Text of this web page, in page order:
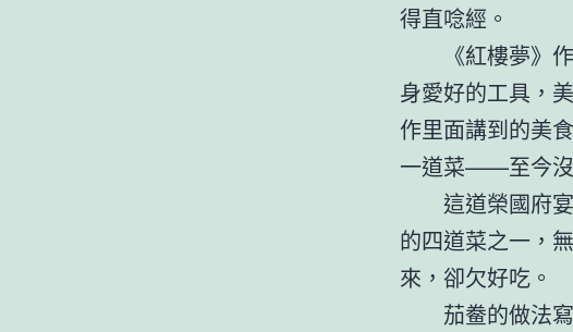
得直唸經。
《紅樓夢》
身愛好的工具，
作里面講到的美
一道菜——至今沒
這道榮國府
的四道菜之一，
來，卻欠好吃。
茄鲞的做法